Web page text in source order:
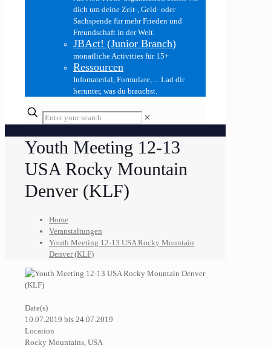
dich um deine Zeit-, Geld- oder
Sachspende für mehr Frieden und
Freundschaft in der Welt.
JBAct! (Junior Branch)
monatliche Activities für 15+
Ressourcen
Infomaterial, Formulare, ... Lad dir
herunter, was du brauchst.
✕
Youth Meeting 12-13
USA Rocky Mountain
Denver (KLF)
Home
Veranstaltungen
Youth Meeting 12-13 USA Rocky Mountain
Denver (KLF)
Date(s)
10.07.2019 bis 24.07.2019
Location
Rocky Mountains, USA